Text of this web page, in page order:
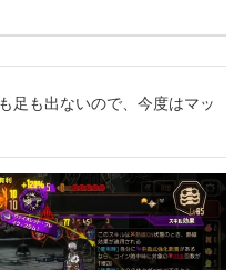
足も出ないので、今度はマッ